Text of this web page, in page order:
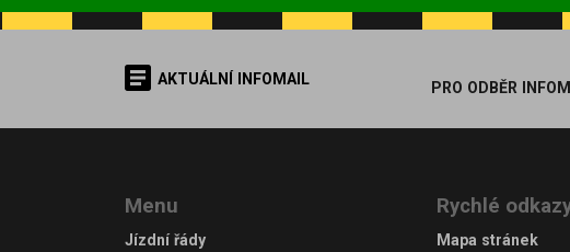
AKTUÁLNÍ INFOMAIL PRO ODBĚR
Menu
Jízdní řády
Rychlé
Mapa stránek